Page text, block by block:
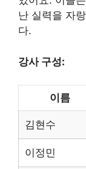
난 실력을 자
다.
강사 구성:
이름
김현수
이정민